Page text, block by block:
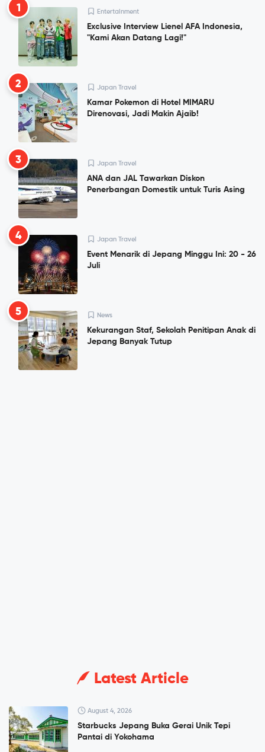
1 Entertainment
Exclusive Interview Lienel AFA Indonesia,
"Kami Akan Datang Lagi!"
2 Japan Travel
Kamar Pokemon di Hotel MIMARU
Direnovasi, Jadi Makin Ajaib!
3 Japan Travel
ANA dan JAL Tawarkan Diskon
Penerbangan Domestik untuk Turis Asing
4 Japan Travel
Event Menarik di Jepang Minggu Ini: 20 - 26
Juli
5 News
Kekurangan Staf, Sekolah Penitipan Anak di
Jepang Banyak Tutup
Latest Article
August 4, 2026
Starbucks Jepang Buka Gerai Unik Tepi
Pantai di Yokohama